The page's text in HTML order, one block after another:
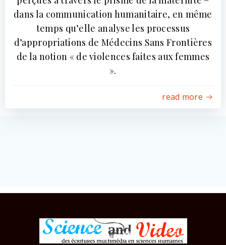
dans la communication humanitaire, en même
temps qu’elle analyse les processus
d’appropriations de Médecins Sans Frontières
de la notion « de violences faites aux femmes
».
read more